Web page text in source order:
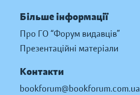
Більше інформації
Про ГО “Форум видавців”
Презентаційні матеріали
Контакти
bookforum@bookforum.com.ua